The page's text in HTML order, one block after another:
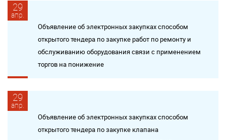
29
апр.
Объявление об электронных закупках способом
открытого тендера по закупке работ по ремонту и
обслуживанию оборудования связи c применением
торгов на понижение
29
апр.
Объявление об электронных закупках способом
открытого тендера по закупке клапана